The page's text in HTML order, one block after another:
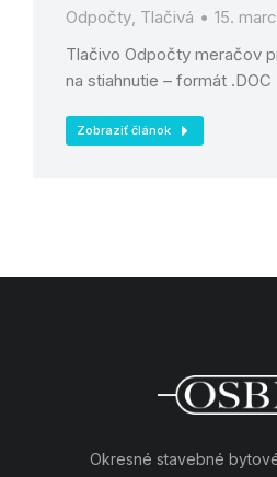
Odpočty, Tlačivá
15.
Tlačivo Odpočty meračov
na stiahnutie – formát
Zobraziť článok
Okresné stavebné